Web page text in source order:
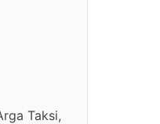
Taksi,